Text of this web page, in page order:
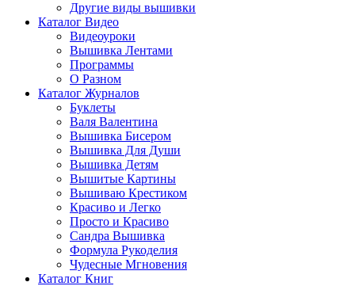
Другие виды вышивки
Каталог Видео
Видеоуроки
Вышивка Лентами
Программы
О Разном
Каталог Журналов
Буклеты
Валя Валентина
Вышивка Бисером
Вышивка Для Души
Вышивка Детям
Вышитые Картины
Вышиваю Крестиком
Красиво и Легко
Просто и Красиво
Сандра Вышивка
Формула Рукоделия
Чудесные Мгновения
Каталог Книг